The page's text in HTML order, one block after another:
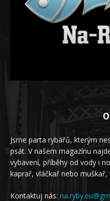
Jsme parta rybářů, kterým
psát. V našem magazínu
vybavení, příběhy od vody i
kaprař, vláčkař nebo muškař,
Kontaktuj nás: